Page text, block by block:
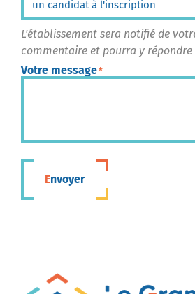
L'établissement sera notifié de
commentaire et pourra y répondre
Votre message*
Envoyer